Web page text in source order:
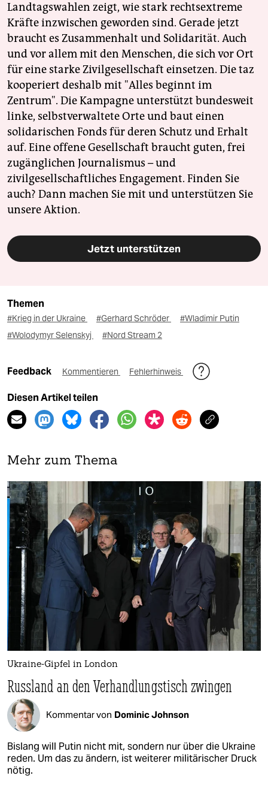
Landtagswahlen zeigt, wie stark rechtsextreme
Kräfte inzwischen geworden sind. Gerade jetzt
braucht es Zusammenhalt und Solidarität. Auch
und vor allem mit den Menschen, die sich vor Ort
für eine starke Zivilgesellschaft einsetzen. Die taz
kooperiert deshalb mit "Alles beginnt im
Zentrum". Die Kampagne unterstützt bundesweit
linke, selbstverwaltete Orte und baut einen
solidarischen Fonds für deren Schutz und Erhalt
auf. Eine offene Gesellschaft braucht guten, frei
zugänglichen Journalismus – und
zivilgesellschaftliches Engagement. Finden Sie
auch? Dann machen Sie mit und unterstützen Sie
unsere Aktion.
Jetzt unterstützen
Themen
#Krieg in der Ukraine #Gerhard Schröder
#Wladimir Putin
#Wolodymyr Selenskyj
#Nord Stream 2
Feedback Kommentieren Fehlerhinweis
Diesen Artikel teilen
Mehr zum Thema
Ukraine-Gipfel in London
Russland an den Verhandlungstisch zwingen
Kommentar von Dominic Johnson
Bislang will Putin nicht mit, sondern nur über die Ukraine
reden. Um das zu ändern, ist weiterer militärischer Druck
nötig.